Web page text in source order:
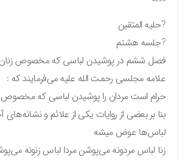
?حلیه المتقین
?جلسه هشتم
فصل ششم در پوشیدن لباسی که مخصوص زنان
علامه مجلسی رحمت الله علیه می‌فرمایند که :
حرام است مردان را پوشیدن لباسی که
بنا بر بعضی از روایات یکی از علائم و نشانه‌های آخر
لباس‌ها عوض میشه
زنا لباس مردونه می‌پوشن مردا لباس زنونه